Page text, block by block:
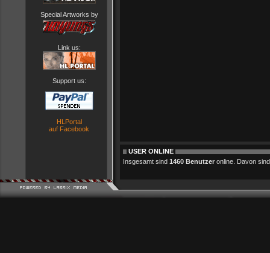
Special Artworks by
Link us:
Support us:
HLPortal
auf Facebook
USER ONLINE
Insgesamt sind 1460 Benutzer online. Davon